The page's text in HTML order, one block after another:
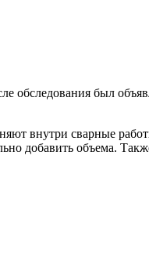
обследования был
внутри сварные
добавить объема.